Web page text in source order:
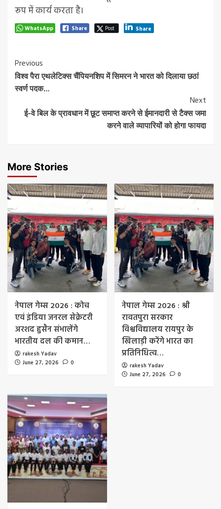
रूप में कार्य करता है।
WhatsApp Share Post Share
Post
Navigation
Previous
विश्व पैरा एथलेटिक्स चैंपियनशिप में सिमरन ने भारत को दिलाया छठां
स्वर्ण पदक…
Next
ई-वे बिल के प्रावधान में छूट समाप्त करने से ईमानदारी से टैक्स जमा
करने वाले व्यापारियों को होगा फायदा
More Stories
नेपाल गेम्स 2026 : कोच
एवं इंडिया जनरल सेक्रेटरी
अरशद हुसैन संभालेंगे
भारतीय दल की कमान…
rakesh Yadav
June 27, 2026
0
नेपाल गेम्स 2026 : श्री
रावतपुरा सरकार
विश्वविद्यालय रायपुर के
खिलाड़ी करेंगे भारत का
प्रतिनिधित्व…
rakesh Yadav
June 27, 2026
0